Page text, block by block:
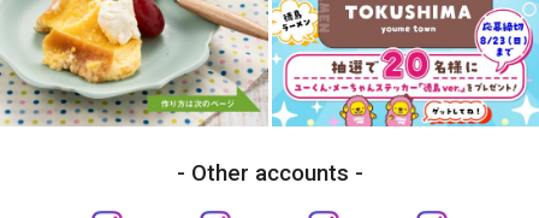
Other accounts